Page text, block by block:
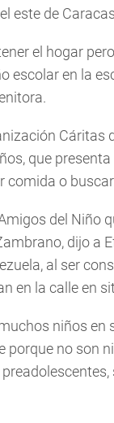
este de
el hogar
escolar en la
Cáritas
que
comida o
del Niño
dijo a
al ser
en la calle en
niños en
no son